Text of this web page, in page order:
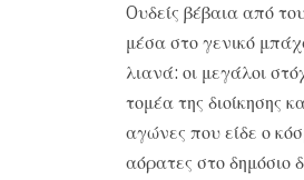
Oυδείς βέβαια από
μέσα στο γενικό
λιανά: οι μεγάλοι
τομέα της διοίκησης
αγώνες που είδε ο
αόρατες στο δημόσιο